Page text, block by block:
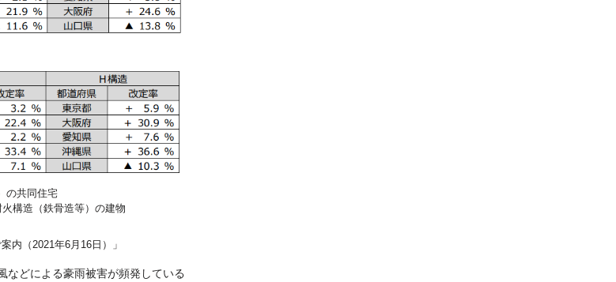
の共同住宅
構造（鉄骨造等）の建物
内（2021年6月16日）」
などによる豪雨被害が頻発している